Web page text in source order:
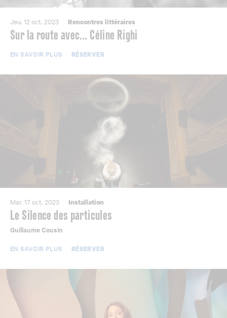
Jeu. 12 oct. 2023 Rencontres littéraires
Sur la route avec… Céline Righi
EN SAVOIR PLUS RÉSERVER
Mar. 17 oct. 2023 Installation
Le Silence des particules
Guillaume Cousin
EN SAVOIR PLUS
RÉSERVER